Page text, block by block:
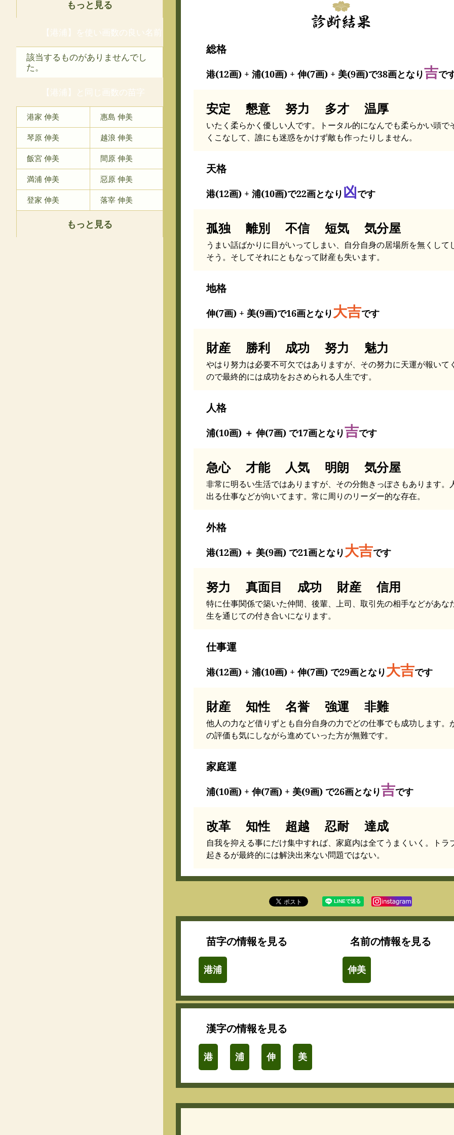
もっと見る
【港浦】を使い画数の良い名前
該当するものがありませんでし
た。
【港浦】と同じ画数の苗字
港家 伸美 惠島 伸美
琴原 伸美 越浪 伸美
飯宮 伸美 間原 伸美
満浦 伸美 惡原 伸美
登家 伸美 落宰 伸美
もっと見る
総格
港(12画) + 浦(10画) + 伸(7画) + 美(9画)で38画となり吉で
安定 懇意 努力 多才 温厚
いたく柔らかく優しい人です。トータル的になんでも柔らかい頭で
くこなして、誰にも迷惑をかけず敵も作ったりしません。
天格
港(12画) + 浦(10画)で22画となり 凶です
孤独 離別 不信 短気 気分屋
うまい話ばかりに目がいってしまい、自分自身の居場所を無くして
そう。そしてそれにともなって財産も失います。
地格
伸(7画) + 美(9画)で16画となり 大吉です
財産 勝利 成功 努力 魅力
やはり努力は必要不可欠ではありますが、その努力に天運が報いて
ので最終的には成功をおさめられる人生です。
人格
浦(10画) ＋ 伸(7画) で17画となり吉です
急心 才能 人気 明朗 気分屋
非常に明るい生活ではありますが、その分飽きっぽさもあります。
出る仕事などが向いてます。常に周りのリーダー的な存在。
外格
港(12画) ＋ 美(9画) で21画となり 大吉です
努力 真面目 成功 財産 信用
特に仕事関係で築いた仲間、後輩、上司、取引先の相手などがあな
生を通じての付き合いになります。
仕事運
港(12画) + 浦(10画) + 伸(7画) で29画となり 大吉です
財産 知性 名誉 強運 非難
他人の力など借りずとも自分自身の力でどの仕事でも成功します。
の評価も気にしながら進めていった方が無難です。
家庭運
浦(10画) + 伸(7画) + 美(9画) で26画となり吉です
改革 知性 超越 忍耐 達成
自我を抑える事にだけ集中すれば、家庭内は全てうまくいく。トラ
起きるが最終的には解決出来ない問題ではない。
苗字の情報を見る
港浦
名前の情報を見る
伸美
漢字の情報を見る
港 浦 伸 美